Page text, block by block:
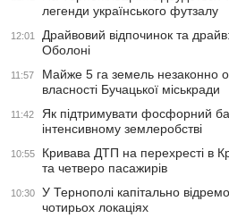
легенди українського футзалу
12:01
Драйвовий відпочинок та
Оболоні
11:57
Майже 5 га земель незаконно
власності Бучацької міськради
11:42
Як підтримувати фосфорний
інтенсивному землеробстві
10:55
Кривава ДТП на перехресті в
та четверо пасажирів
10:30
У Тернополі капітально
чотирьох локаціях